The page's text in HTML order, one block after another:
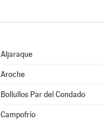
Aljaraque
Aroche
Bollullos Par del Condado
Campofrío